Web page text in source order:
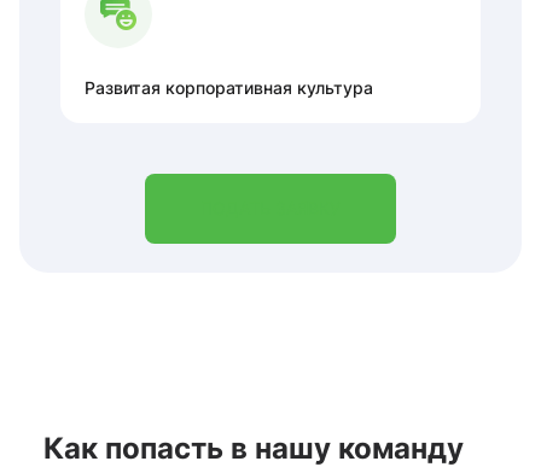
Развитая корпоративная культура
Как попасть в нашу команду